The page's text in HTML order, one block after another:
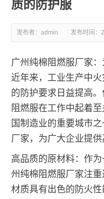
质的防护服
发布者：admin 发布时间：
广州纯棉阻燃服厂家
近年来，工业生产中
的防护要求日益提高
阻燃服在工作中起着
国制造业的重要城市
厂家，为广大企业提供
高品质的原材料：作
州纯棉阻燃服厂家注
材质具有出色的防火性